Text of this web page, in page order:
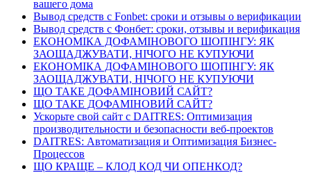
вашего дома
Вывод средств с Fonbet: сроки и отзывы о верификации
Вывод средств с Фонбет: сроки, отзывы и верификация
ЕКОНОМІКА ДОФАМІНОВОГО ШОПІНГУ: ЯК
ЗАОЩАДЖУВАТИ, НІЧОГО НЕ КУПУЮЧИ
ЕКОНОМІКА ДОФАМІНОВОГО ШОПІНГУ: ЯК
ЗАОЩАДЖУВАТИ, НІЧОГО НЕ КУПУЮЧИ
ЩО ТАКЕ ДОФАМІНОВИЙ САЙТ?
ЩО ТАКЕ ДОФАМІНОВИЙ САЙТ?
Ускорьте свой сайт с DAITRES: Оптимизация
производительности и безопасности веб-проектов
DAITRES: Автоматизация и Оптимизация Бизнес-
Процессов
ЩО КРАЩЕ – КЛОД КОД ЧИ ОПЕНКОД?